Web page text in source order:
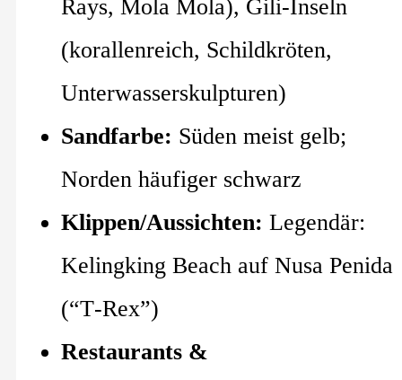
Rays, Mola Mola), Gili-Inseln
(korallenreich, Schildkröten,
Unterwasserskulpturen)
Sandfarbe: Süden meist gelb;
Norden häufiger schwarz
Klippen/Aussichten: Legendär:
Kelingking Beach auf Nusa Penida
(“T‑Rex”)
Restaurants &